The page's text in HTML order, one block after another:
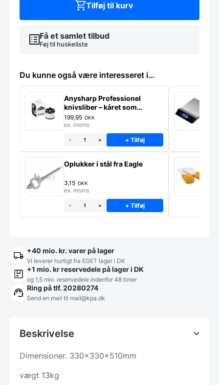
varm
antal Få et samlet tilbud
Føj til huskeliste
Tilføj til kurv
Du kunne også være interesseret i…
Anysharp Professionel
knivsliber – kåret som
verdens bedste
199,95 DKK
ex. moms
- + + Tilføj
Oplukker i stål fra Eagle
3,15 DKK
ex. moms
- + + Tilføj
+40 mio. kr. varer på lager
Vi leverer hurtigt fra EGET lager i DK
+1 mio. kr reservedele på lager i DK
og 1,5 mio. reservedele indenfor 48 timer
Ring på tlf. 20280274
Send en mail til mail@kpa.dk
Beskrivelse
Dimensioner. 330x330x510mm
vægt 13kg